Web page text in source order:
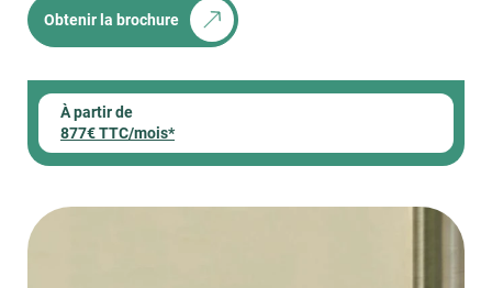
Obtenir la brochure
À partir de
877€ TTC/mois*